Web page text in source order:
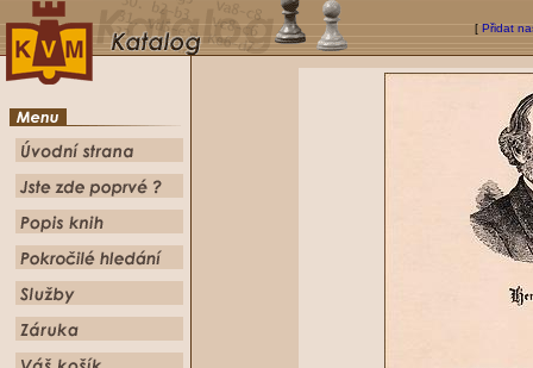
[ Přidat